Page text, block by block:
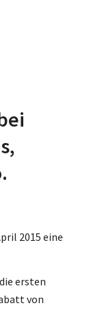
2015 eine
ersten
von